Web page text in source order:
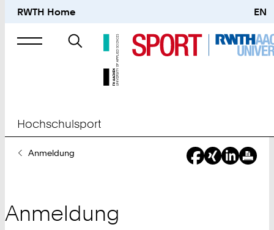
RWTH Home EN
Suche
nach
Hochschulsport
SieAnmeldung
Anmeldung